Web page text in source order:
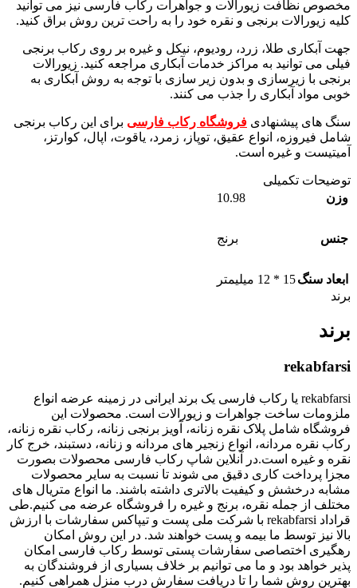
مخصوص نظافت زیورالات و جواهرات رکاب فارسی نیز می توانید
کلیه زیورالات برنجی و نقره خود را به راحت ترین روش براق کنید.
جهت آبکاری طلا، زرد، رودیوم، نیکل و غیره بر روی رکاب برنجی
فیلی می توانید به مراکز خدمات آبکاری مراجعه کنید. زیورالات
برنجی با زیرسازی و بدون زیر سازی با توجه به روش آبکاری به
خوبی مواد آبکاری را جذب می کنند.
سنگ های پیشنهادی فروشگاه رکاب فارسی برای این رکاب برنجی
شامل فیروزه، انواع عقیق، توپاز، زمرد، یاقوت، اپال، کوارتز،
آمیتیست و غیره است.
توضیحات تکمیلی
وزن
10.98
جنس برنج
ابعاد سنگ15 * 12 میلیمتر
برند
برند
rekabfarsi
rekabfarsi یا رکاب فارسی یک برند ایرانی در زمینه عرضه انواع
ملزومات ساخت جواهرات و زیورالات است. محصولات این
فروشگاه شامل پلاک نقره زنانه، آویز برنجی زنانه، رکاب نقره زنانه،
رکاب نقره مردانه، انواع زنجیر های مردانه و زنانه، دستبند، خرج کار
نقره و غیره است.در آنلاین شاپ رکاب فارسی محصولات بصورت
مجزا پرداخت کاری دقیق می شوند تا نسبت به سایر محصولات
مشابه درخشش و کیفیت بالاتری داشته باشند. ما انواع متریال های
مختلف از جمله نقره، برنج و غیره را فروشگاه عرضه می کنیم.طی
قراداد rekabfarsi با شرکت ملی پست و تیپاکس سفارشات با ارزش
بالا نیز توسط ما بیمه و پست خواهند شد. در این روش امکان
رهگیری اختصاصی سفارشات پستی توسط رکاب فارسی امکان
پذیر خواهد بود و ما می توانیم بر خلاف بسیاری از فروشندگان به
بهترین روش شما را تا دریافت سفارش درب منزل همراهی کنیم.